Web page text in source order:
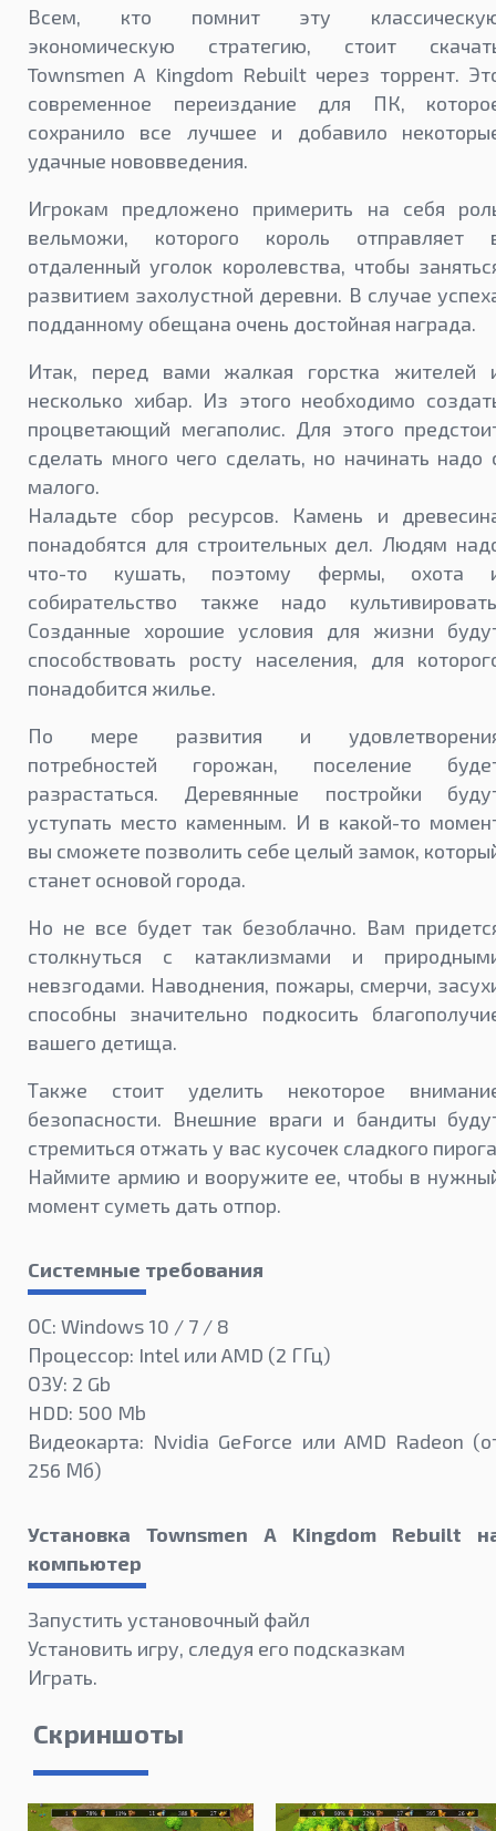
Всем, кто помнит эту
экономическую стратегию, стоит
Townsmen A Kingdom Rebuilt через торрент.
современное переиздание для ПК,
сохранило все лучшее и добавило
удачные нововведения.
Игрокам предложено примерить на себя
вельможи, которого король отправляет
отдаленный уголок королевства, чтобы
развитием захолустной деревни. В случае
подданному обещана очень достойная награда.
Итак, перед вами жалкая горстка жителей
несколько хибар. Из этого необходимо
процветающий мегаполис. Для этого
сделать много чего сделать, но начинать надо
малого.
Наладьте сбор ресурсов. Камень и
понадобятся для строительных дел. Людям
что-то кушать, поэтому фермы, охота
собирательство также надо
Созданные хорошие условия для жизни
способствовать росту населения, для
понадобится жилье.
По мере развития и
потребностей горожан, поселение
разрастаться. Деревянные постройки
уступать место каменным. И в какой-то
вы сможете позволить себе целый замок,
станет основой города.
Но не все будет так безоблачно. Вам
столкнуться с катаклизмами и
невзгодами. Наводнения, пожары, смерчи,
способны значительно подкосить
вашего детища.
Также стоит уделить некоторое
безопасности. Внешние враги и бандиты
стремиться отжать у вас кусочек сладкого
Наймите армию и вооружите ее, чтобы в
момент суметь дать отпор.
Системные требования
ОС: Windows 10 / 7 / 8
Процессор: Intel или AMD (2 ГГц)
ОЗУ: 2 Gb
HDD: 500 Mb
Видеокарта: Nvidia GeForce или AMD Radeon
256 Мб)
Установка Townsmen A Kingdom Rebuilt
компьютер
Запустить установочный файл
Установить игру, следуя его подсказкам
Играть.
Скриншоты